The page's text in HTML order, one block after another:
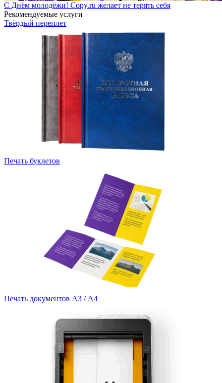
С Днём молодёжи! Copy.ru желает не терять себя
Рекомендуемые услуги
Твёрдый переплет
Печать буклетов
Печать документов А3 / А4